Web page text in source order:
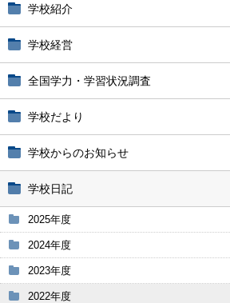
学校紹介
学校経営
全国学力・学習状況調査
学校だより
学校からのお知らせ
学校日記
2025年度
2024年度
2023年度
2022年度